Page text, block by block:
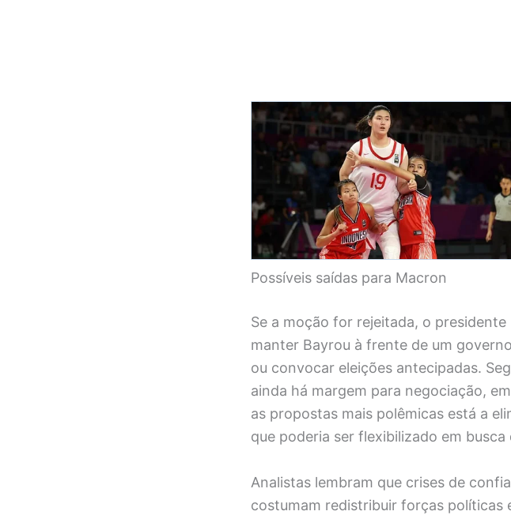
Possíveis saídas para Macron
Se a moção for rejeitada, o
manter Bayrou à frente de um
ou convocar eleições antecipadas.
ainda há margem para negociação,
as propostas mais polêmicas está a
que poderia ser flexibilizado em busca
Analistas lembram que crises de
costumam redistribuir forças políticas